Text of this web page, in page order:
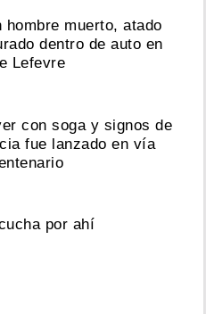
hombre muerto, atado
dentro de auto en
Lefevre
con soga y signos de
fue lanzado en vía
por ahí